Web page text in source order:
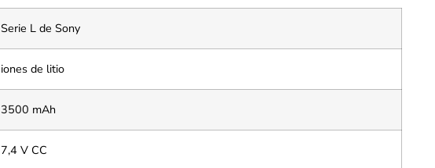
Serie L de Sony
iones de litio
3500 mAh
7,4 V CC